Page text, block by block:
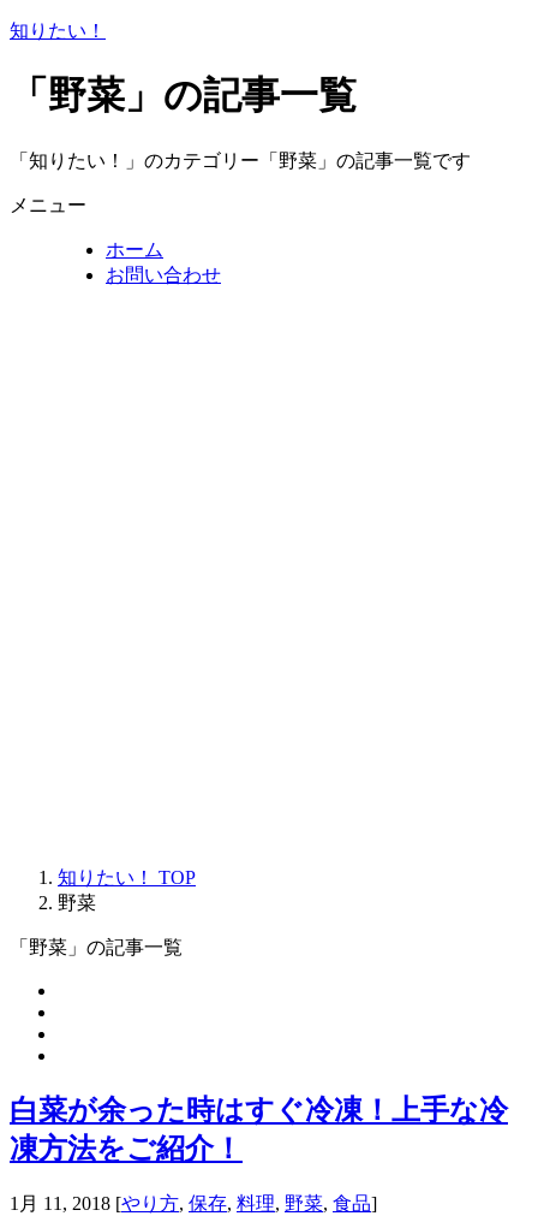
知りたい！
「野菜」の記事一覧
「知りたい！」のカテゴリー「野菜」の記事一覧です
メニュー
ホーム
お問い合わせ
知りたい！ TOP
野菜
「野菜」の記事一覧
白菜が余った時はすぐ冷凍！上手な冷
凍方法をご紹介！
1月 11, 2018 [やり方, 保存, 料理, 野菜, 食品]